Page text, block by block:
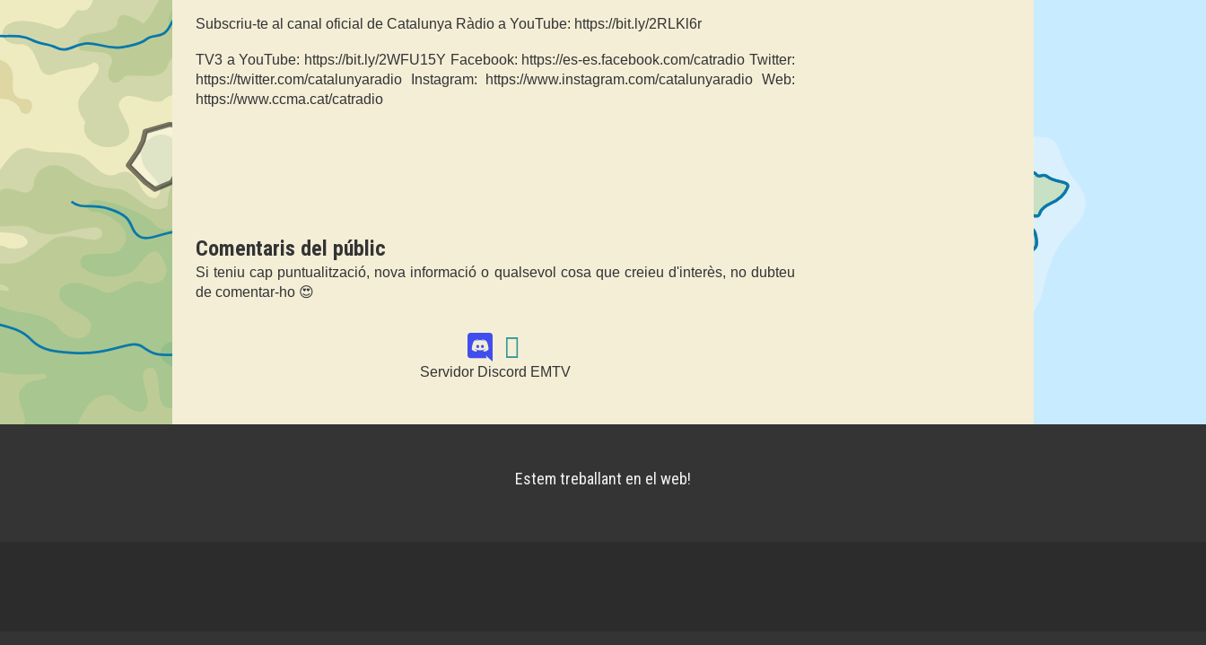
Subscriu-te al canal oficial de Catalunya Ràdio a YouTube: https://bit.ly/2RLKl6r
TV3 a YouTube: https://bit.ly/2WFU15Y Facebook: https://es-es.facebook.com/catradio Twitter:
https://twitter.com/catalunyaradio Instagram: https://www.instagram.com/catalunyaradio Web:
https://www.ccma.cat/catradio
Comentaris del públic
Si teniu cap puntualització, nova informació o qualsevol cosa que creieu d'interès, no dubteu
de comentar-ho 😍
Servidor Discord EMTV
Estem treballant en el web!